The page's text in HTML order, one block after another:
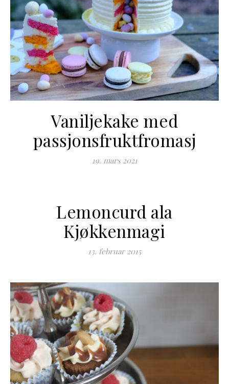
Vaniljekake med
passjonsfruktfromasj
19. mars 2021
Lemoncurd ala
Kjøkkenmagi
13. februar 2015